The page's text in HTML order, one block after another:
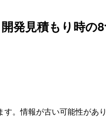
発見積もり時の
。情報が古い可能性があ